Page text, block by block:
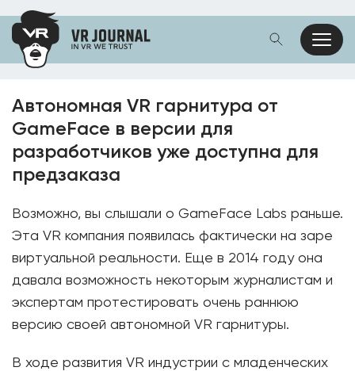
Автономная VR гарнитура от
GameFace в версии для
разработчиков уже доступна для
предзаказа
Возможно, вы слышали о GameFace Labs раньше.
Эта VR компания появилась фактически на заре
виртуальной реальности. Еще в 2014 году она
давала возможность некоторым журналистам и
экспертам протестировать очень раннюю
версию своей автономной VR гарнитуры.
В ходе развития VR индустрии с младенческих